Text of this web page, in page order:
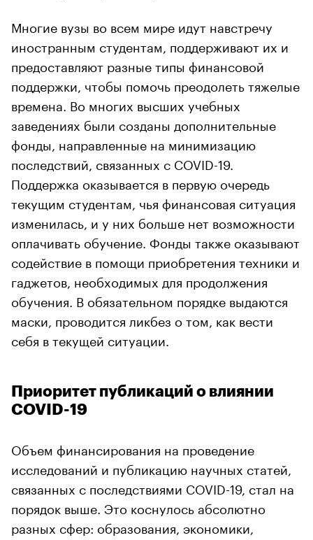
Многие вузы во всем мире идут навстречу
иностранным студентам, поддерживают их и
предоставляют разные типы финансовой
поддержки, чтобы помочь преодолеть тяжелые
времена. Во многих высших учебных
заведениях были созданы дополнительные
фонды, направленные на минимизацию
последствий, связанных с COVID-19.
Поддержка оказывается в первую очередь
текущим студентам, чья финансовая ситуация
изменилась, и у них больше нет возможности
оплачивать обучение. Фонды также оказывают
содействие в помощи приобретения техники и
гаджетов, необходимых для продолжения
обучения. В обязательном порядке выдаются
маски, проводится ликбез о том, как вести
себя в текущей ситуации.
Приоритет публикаций о влиянии
COVID-19
Объем финансирования на проведение
исследований и публикацию научных статей,
связанных с последствиями COVID-19, стал на
порядок выше. Это коснулось абсолютно
разных сфер: образования, экономики,